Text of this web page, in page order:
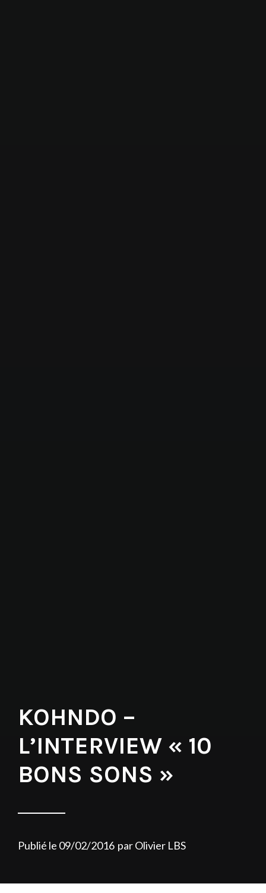
KOHNDO –
L’INTERVIEW « 10
BONS SONS »
Publié le 09/02/2016 parOlivier LBS